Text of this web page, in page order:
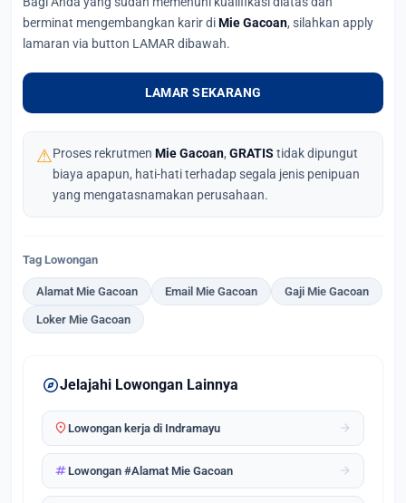
berminat mengembangkan karir diMie Gacoan, silahkan apply
lamaran via button LAMAR dibawah.
LAMAR SEKARANG
⚠Proses rekrutmen Mie Gacoan, GRATIS tidak dipungut
biaya apapun, hati-hati terhadap segala jenis penipuan
yang mengatasnamakan perusahaan.
Tag Lowongan
Alamat Mie Gacoan Email Mie Gacoan Gaji Mie Gacoan
Loker Mie Gacoan
exploreJelajahi Lowongan Lainnya
location_onLowongan kerja di Indramayu arrow_forward
tagLowongan #Alamat Mie Gacoan arrow_forward